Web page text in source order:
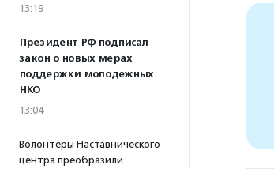
13:19
Президент РФ подписал
закон о новых мерах
поддержки молодежных
НКО
13:04
Волонтеры Наставнического
центра преобразили